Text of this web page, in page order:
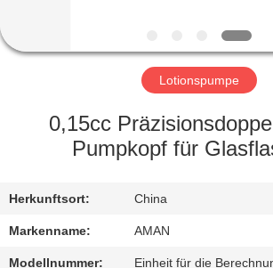
VR-
SHOW
ÜBER
Lotionspumpe
0,15cc
Pumpkopf für
Herkunftsort: China
Markenname: AMAN
Modellnummer: Einheit für die